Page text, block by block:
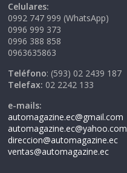
Celulares:
0992 747 999 (WhatsApp)
0996 999 373
0996 388 858
0963635863
Teléfono: (593) 02 2439 187
Telefax: 02 2242 133
e-mails:
automagazine.ec@gmail.com
automagazine.ec@yahoo.com
direccion@automagazine.ec
ventas@automagazine.ec